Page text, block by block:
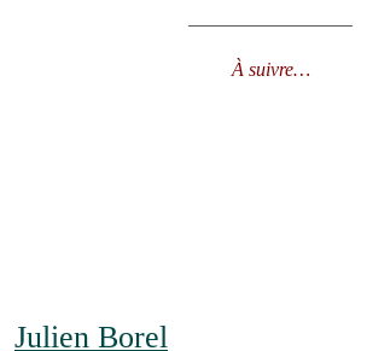
À suivre…
Julien Borel